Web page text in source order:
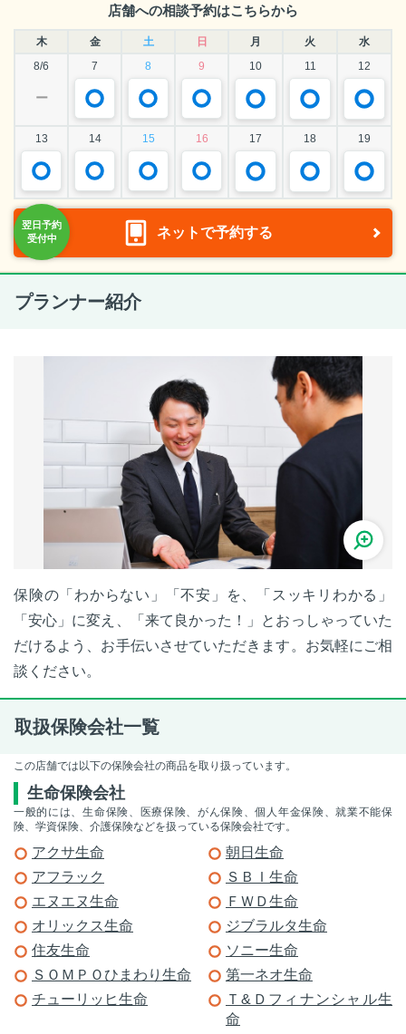
店舗への相談予約はこちらから
木 金 土 日 月 火
水
8/6
7 8 9 10 11 12
ー
13 14 15 16 17 18 19
ネットで予約する
プランナー紹介
保険の「わからない」「不安」を、「スッキリわかる」
「安心」に変え、「来て良かった！」とおっしゃっていた
だけるよう、お手伝いさせていただきます。お気軽にご相
談ください。
取扱保険会社一覧
この店舗では以下の保険会社の商品を取り扱っています。
生命保険会社
一般的には、生命保険、医療保険、がん保険、個人年金保険、就業不能保
険、学資保険、介護保険などを扱っている保険会社です。
アクサ生命
朝日生命
アフラック
ＳＢＩ生命
エヌエヌ生命
ＦＷＤ生命
オリックス生命
ジブラルタ生命
住友生命
ソニー生命
ＳＯＭＰＯひまわり生命
第一ネオ生命
チューリッヒ生命
Ｔ&Ｄフィナンシャル生
命